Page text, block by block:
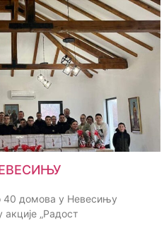
40 домова у Невесињу
„Радост